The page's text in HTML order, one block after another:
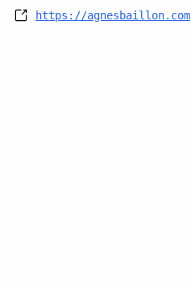
https://agnesbaillon.com